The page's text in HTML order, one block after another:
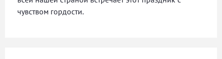
чувством гордости.